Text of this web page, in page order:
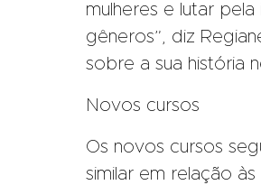
mulheres e lutar
gêneros”, diz
sobre a sua história
Novos cursos
Os novos cursos
similar em relação